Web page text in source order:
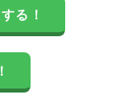
る！